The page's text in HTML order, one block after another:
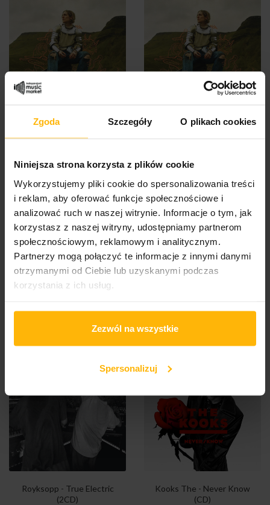
Zgoda Szczegóły O plikach cookies
Niniejsza strona korzysta z plików cookie
Wykorzystujemy pliki cookie do spersonalizowania treści
i reklam, aby oferować funkcje społecznościowe i
analizować ruch w naszej witrynie. Informacje o tym, jak
korzystasz z naszej witryny, udostępniamy partnerom
społecznościowym, reklamowym i analitycznym.
Partnerzy mogą połączyć te informacje z innymi danymi
otrzymanymi od Ciebie lub uzyskanymi podczas
korzystania z ich usług.
Zezwól na wszystkie
Spersonalizuj
Shura - I Got Too Sad For
Shura - I Got Too Sad For
Royksopp - True Electric
(2CD)
Kooks The - Never Know
(CD)